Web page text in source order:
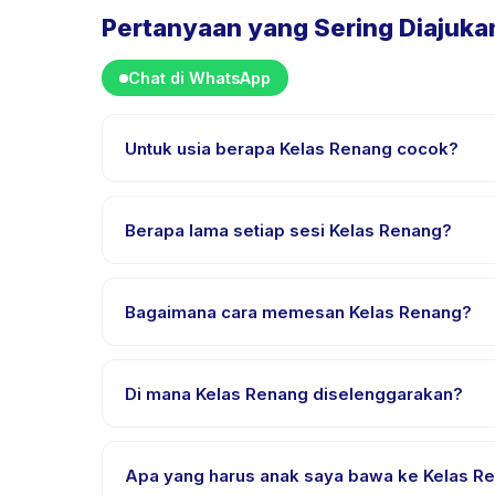
Pertanyaan yang Sering
Chat di WhatsApp
Untuk usia berapa Kelas Renang cocok?
anak mendapat tantangan yang sesuai.
Berapa lama setiap sesi Kelas Renang?
Bagaimana cara memesan Kelas Renang?
pembayaran berhasil.
Di mana Kelas Renang diselenggarakan?
Apa yang harus anak saya bawa ke Kelas